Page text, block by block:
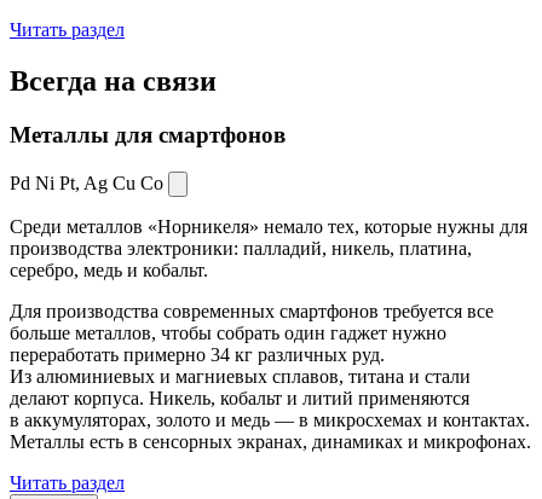
Читать раздел
Всегда на связи
Металлы для смартфонов
Pd Ni Pt, Ag Cu Co
Среди металлов «Норникеля» немало тех, которые нужны для
производства электроники: палладий, никель, платина,
серебро, медь и кобальт.
Для производства современных смартфонов требуется все
больше металлов, чтобы собрать один гаджет нужно
переработать примерно 34 кг различных руд.
Из алюминиевых и магниевых сплавов, титана и стали
делают корпуса. Никель, кобальт и литий применяются
в аккумуляторах, золото и медь — в микросхемах и контактах.
Металлы есть в сенсорных экранах, динамиках и микрофонах.
Читать раздел